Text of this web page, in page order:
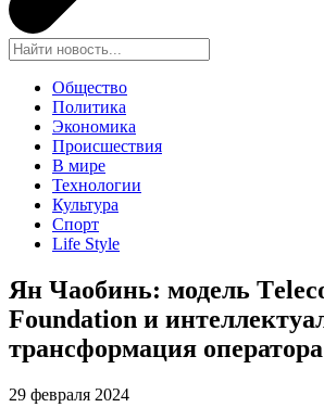
Общество
Политика
Экономика
Происшествия
В мире
Технологии
Культура
Спорт
Life Style
Ян Чаобинь: модель
Foundation и
трансформация оператора
29 февраля 2024